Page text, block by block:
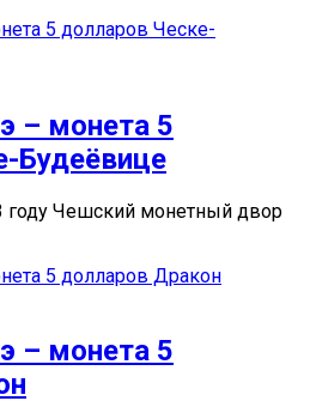
– монета 5
Будеёвице
году Чешский монетный двор
– монета 5